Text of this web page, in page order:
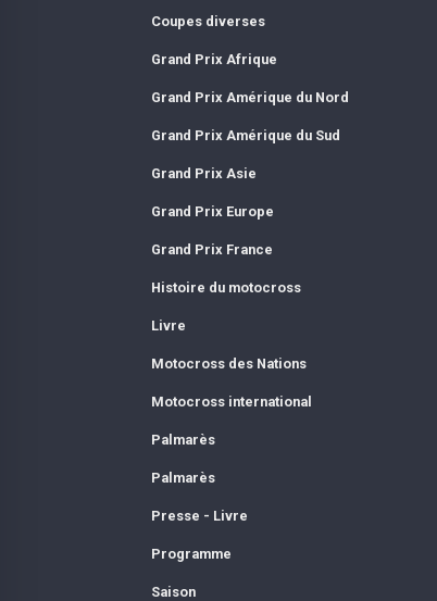
Coupes diverses
Grand Prix Afrique
Grand Prix Amérique du Nord
Grand Prix Amérique du Sud
Grand Prix Asie
Grand Prix Europe
Grand Prix France
Histoire du motocross
Livre
Motocross des Nations
Motocross international
Palmarès
Palmarès
Presse - Livre
Programme
Saison